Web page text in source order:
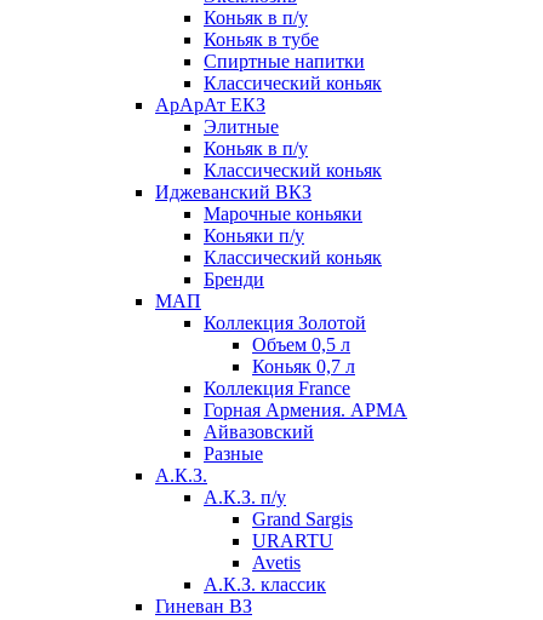
Коньяк в п/у
Коньяк в тубе
Спиртные напитки
Классический коньяк
АрАрАт ЕКЗ
Элитные
Коньяк в п/у
Классический коньяк
Иджеванский ВКЗ
Марочные коньяки
Коньяки п/у
Классический коньяк
Бренди
МАП
Коллекция Золотой
Объем 0,5 л
Коньяк 0,7 л
Коллекция France
Горная Армения. АРМА
Айвазовский
Разные
А.К.З.
А.К.З. п/у
Grand Sargis
URARTU
Avetis
А.К.З. классик
Гиневан ВЗ